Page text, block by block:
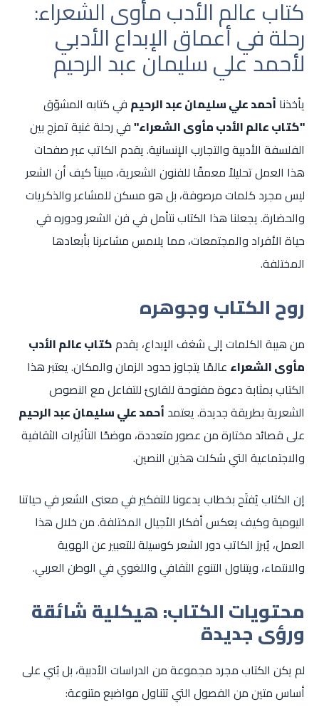
كتاب عالم الأدب مأوى الشعراء:
رحلة في أعماق الإبداع الأدبي
لأحمد علي سليمان عبد الرحيم
يأخذنا أحمد علي سليمان عبد الرحيم في كتابه المشوّق
"كتاب عالم الأدب مأوى الشعراء"في رحلة غنية تمزج بين
الفلسفة الأدبية والتجارب الإنسانية. يقدم الكاتب عبر صفحات
هذا العمل تحليلاً معمقًا للفنون الشعرية، مبيناً كيف أن الشعر
ليس مجرد كلمات مرصوفة، بل هو مسكن للمشاعر والذكريات
والحضارة. يجعلنا هذا الكتاب نتأمل في فن الشعر ودوره في
حياة الأفراد والمجتمعات، مما يلامس مشاعرنا بأبعادها
المختلفة.
روح الكتاب وجوهره
من هيبة الكلمات إلى شغف الإبداع، يقدمكتاب عالم الأدب
مأوى الشعراء عالمًا يتجاوز حدود الزمان والمكان. يعتبر هذا
الكتاب بمثابة دعوة مفتوحة للقارئ للتفاعل مع النصوص
الشعرية بطريقة جديدة. يعتمد أحمد علي سليمان عبد الرحيم
على قصائد مختارة من عصور متعددة، موضحًا التأثيرات الثقافية
والاجتماعية التي شكلت هذين النصين.
إن الكتاب يُفتَح بخطاب يدعونا للتفكير في معنى الشعر في حياتنا
اليومية وكيف يعكس أفكار الأجيال المختلفة. من خلال هذا
العمل، يُبرز الكاتب دور الشعر كوسيلة للتعبير عن الهوية
والانتماء، ويتناول التنوع الثقافي واللغوي في الوطن العربي.
محتويات الكتاب: هيكلية شائقة
ورؤى جديدة
لم يكن الكتاب مجرد مجموعة من الدراسات الأدبية، بل بُني على
أساس متين من الفصول التي تتناول مواضيع متنوعة: